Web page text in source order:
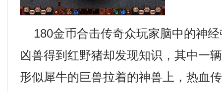
180金币合击传奇众玩家脑中的神
凶兽得到红野猪却发现知识，其中一
形似犀牛的巨兽拉着的神兽上，热血